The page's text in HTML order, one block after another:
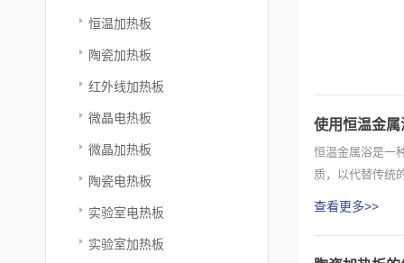
恒温加热板
陶瓷加热板
红外线加热板
微晶电热板
微晶加热板
陶瓷电热板
实验室电热板
实验室加热板
使用恒温金
恒温金属浴是一
质，以代替传统
查看更多>>